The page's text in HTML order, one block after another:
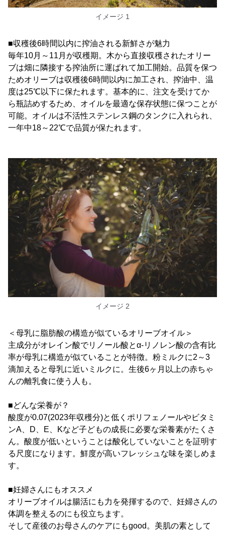
イメージ 1
■収穫後6時間以内に搾油される新鮮さが魅力
毎年10月～11月が収穫期。木から直接収穫されたオリー
ブは畑に隣接する搾油所に運ばれて加工開始。品質を保つ
ためオリーブは収穫後6時間以内に加工され、搾油中、温
度は25℃以下に保たれます。基本的に、注文を受けてか
ら瓶詰めするため、オイルを最適な保存状態に保つことが
可能。オイルは不活性ステンレス鋼のタンクに入れられ、
一年中18～22℃で品質が保たれます。
イメージ 2
＜母乳に脂肪酸の構造が似ているオリーブオイル＞
主成分がオレイン酸でリノール酸とα-リノレン酸の含有比
率が母乳に構造が似ていることが特徴。粉ミルクに2～3
滴加えると母乳に近いミルクに。生後6ヶ月以上の赤ちゃ
んの離乳食に使う人も。
■どんな栄養が？
酸度が0.07(2023年収穫分)と低くポリフェノールやビタミ
ンA、D、E、Kなど子どもの成長に必要な栄養素がたくさ
ん。酸度が低いということは酸化していないことを証明す
る尺度になります。鮮度が高いフレッシュな味を楽しめま
す。
■妊婦さんにもオススメ
オリーブオイルは腸活にも力を発揮するので、妊婦さんの
体調を整えるのにも役立ちます。
そして産後のお母さんのケアにもgood。美肌の素として